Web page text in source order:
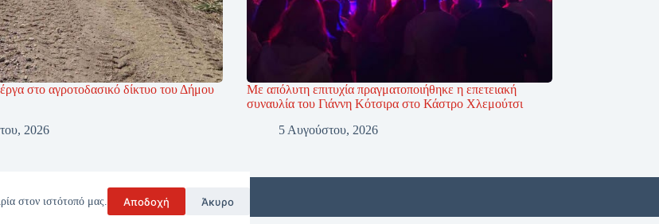
στον ιστότοπό μας. Αποδοχή Άκυρο
έργα στο αγροτοδασικό δίκτυο του Δήμου
2026
Με απόλυτη επιτυχία πραγματοποιήθηκε η επετειακή
συναυλία του Γιάννη Κότσιρα στο Κάστρο Χλεμούτσι
5 Αυγούστου, 2026